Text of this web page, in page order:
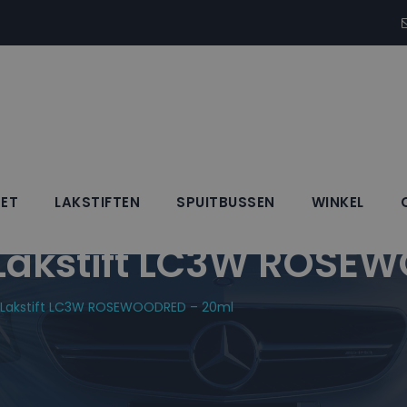
LAKSTIFTEN SPUITBUSSEN WINKEL
LC3W
Lakstift LC3W ROSEWOODRED – 20ml